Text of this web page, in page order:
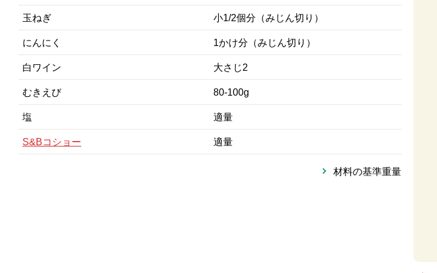
玉ねぎ 小1/2個分（みじん切り）
にんにく 1かけ分（みじん切り）
白ワイン 大さじ2
むきえび 80-100g
塩 適量
S&Bコショー 適量
材料の基準重量